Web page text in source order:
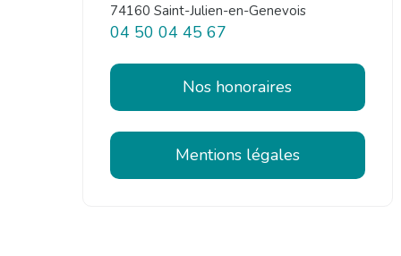
74160 Saint-Julien-en-Genevois
04 50 04 45 67
Nos honoraires
Mentions légales